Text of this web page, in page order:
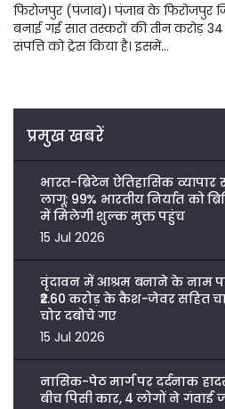
फिरोजपुर (पंजाब)। पंजाब के
बनाई गई सात तस्करों की तीन करोड़
संपत्ति को ट्रेस किया है। इसमें...
प्रमुख खबरें
भारत-ब्रिटेन ऐतिहासिक
लागू: 99% भारतीय निर्यात को
में मिलेगी शुल्क मुक्त पहुंच
15 Jul 2026
वृंदावन में आश्रम बनाने के नाम
₹2.60 करोड़ के कैश-जेवर सहित
चोर दबोचे गए
15 Jul 2026
नासिक-पेठ मार्ग पर दर्दनाक
बीच पिसी कार, 4 लोगों ने गंवाई